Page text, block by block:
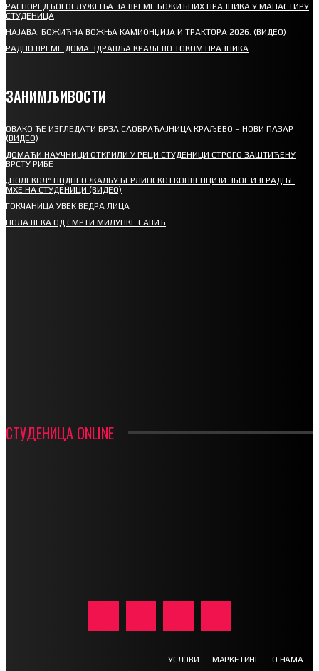
РАСПОРЕД БОГОСЛУЖЕЊА ЗА ВРЕМЕ БОЖИЋНИХ ПРАЗНИКА У МАНАСТИРУ
СТУДЕНИЦА
НАЈАВА: БОЖИЋНА ВОЖЊА КАМИОНЏИЈА И ТРАКТОРА 2026. (ВИДЕО)
РАДНО ВРЕМЕ ДОМА ЗДРАВЉА КРАЉЕВО ТОКОМ ПРАЗНИКА
ЗАНИМЉИВОСТИ
ОВАКО ЋЕ ИЗГЛЕДАТИ БРЗА САОБРАЋАЈНИЦА КРАЉЕВО – НОВИ ПАЗАР
(ВИДЕО)
ДОМАЋИ НАУЧНИЦИ ОТКРИЛИ У РЕЦИ СТУДЕНИЦИ СТРОГО ЗАШТИЋЕНУ
ВРСТУ РИБЕ
„ПОЛЕКОЛ“ ПОДНЕО ЖАЛБУ БЕРЛИНСКОЈ КОНВЕНЦИЈИ ЗБОГ ИЗГРАДЊЕ
МХЕ НА СТУДЕНИЦИ (ВИДЕО)
ГОКЧАНИЦА УВЕК ВЕДРА ЛИЦА
ПОЛА ВЕКА ОД СМРТИ МИЛУНКЕ САВИЋ
СТУДЕНИЦА ONLINE
УСЛОВИ МАРКЕТИНГ О НАМА